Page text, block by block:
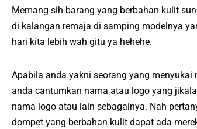
Memang sih barang yang berbahan kulit
di kalangan remaja di samping modelnya
hari kita lebih wah gitu ya hehehe.
Apabila anda yakni seorang yang
anda cantumkan nama atau logo yang
nama logo atau lain sebagainya. Nah
dompet yang berbahan kulit dapat ada